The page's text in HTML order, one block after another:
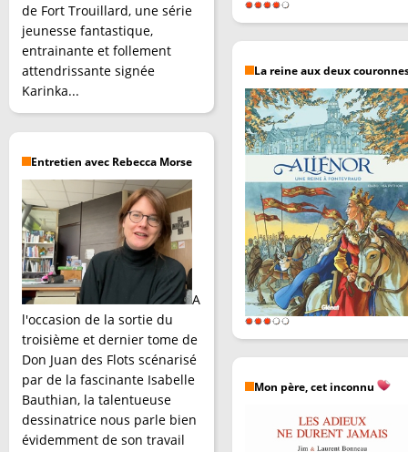
de Fort Trouillard, une série
jeunesse fantastique,
entrainante et follement
attendrissante signée
Karinka...
Entretien avec Rebecca Morse
A
l'occasion de la sortie du
troisième et dernier tome de
Don Juan des Flots scénarisé
par de la fascinante Isabelle
Bauthian, la talentueuse
dessinatrice nous parle bien
évidemment de son travail
La reine aux deux
Mon père, cet inconnu